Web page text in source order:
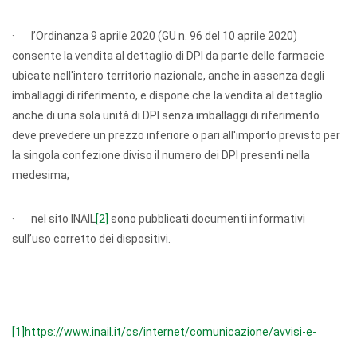
· l’Ordinanza 9 aprile 2020 (GU n. 96 del 10 aprile 2020)
consente la vendita al dettaglio di DPI da parte delle farmacie
ubicate nell'intero territorio nazionale, anche in assenza degli
imballaggi di riferimento, e dispone che la vendita al dettaglio
anche di una sola unità di DPI senza imballaggi di riferimento
deve prevedere un prezzo inferiore o pari all'importo previsto per
la singola confezione diviso il numero dei DPI presenti nella
medesima;
· nel sito INAIL[2] sono pubblicati documenti informativi
sull’uso corretto dei dispositivi.
[1] https://www.inail.it/cs/internet/comunicazione/avvisi-e-